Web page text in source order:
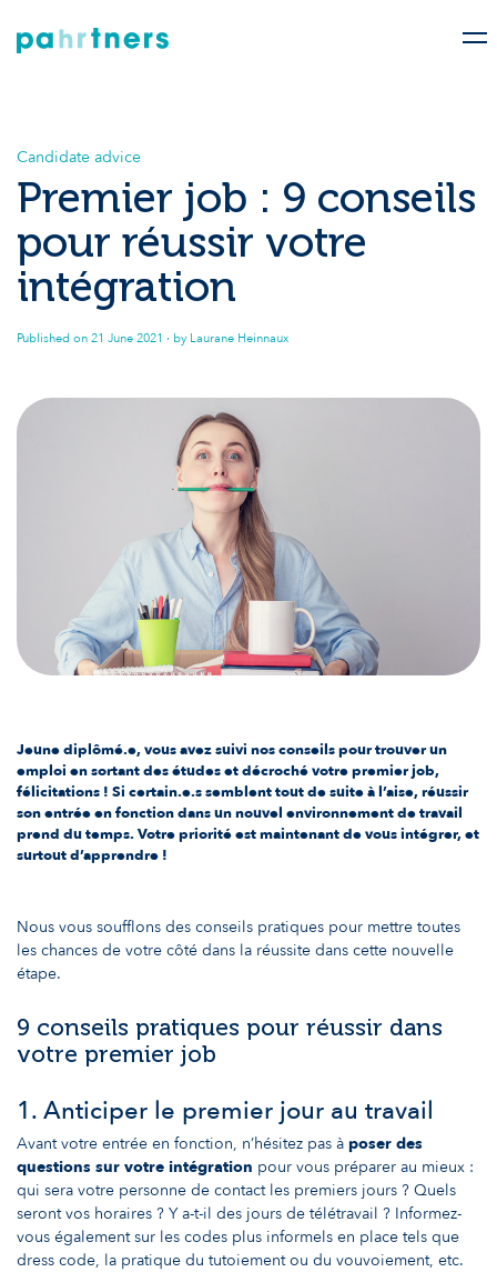
Candidate advice
Premier job : 9 conseils
pour réussir votre
intégration
Published on 21 June 2021 · by Laurane Heinnaux
Jeune diplômé.e, vous avez suivi nos conseils pour trouver un
emploi en sortant des études et décroché votre premier job,
félicitations ! Si certain.e.s semblent tout de suite à l’aise, réussir
son entrée en fonction dans un nouvel environnement de travail
prend du temps. Votre priorité est maintenant de vous intégrer, et
surtout d’apprendre !
Nous vous soufflons des conseils pratiques pour mettre toutes
les chances de votre côté dans la réussite dans cette nouvelle
étape.
9 conseils pratiques pour réussir dans
votre premier job
1. Anticiper le premier jour au travail
Avant votre entrée en fonction, n’hésitez pas à poser des
questions sur votre intégration pour vous préparer au mieux :
qui sera votre personne de contact les premiers jours ? Quels
seront vos horaires ? Y a-t-il des jours de télétravail ? Informez-
vous également sur les codes plus informels en place tels que
dress code, la pratique du tutoiement ou du vouvoiement, etc.